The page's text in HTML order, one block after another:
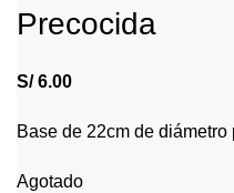
Precocida
S/6.00
Base de 22cm de diámetro
Agotado